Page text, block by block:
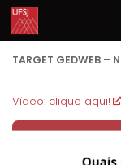
Skip to content
TARGET GEDWEB –
Vídeo: clique aqui!